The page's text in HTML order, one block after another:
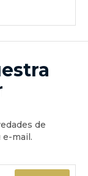
de
mail.